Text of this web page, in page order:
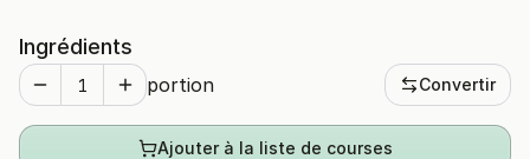
Ingrédients
portion Convertir
Ajouter à la liste de courses